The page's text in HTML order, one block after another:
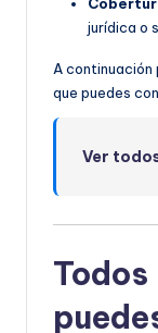
jurídica o
A continuación
que puedes
Ver
Todos